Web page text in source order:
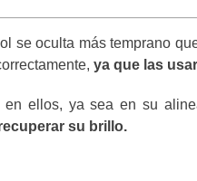
se oculta más temprano
ya que las
ellos, ya sea en su
su brillo.